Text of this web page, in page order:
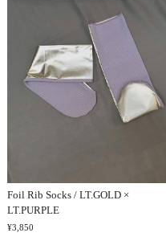
Foil Rib Socks / LT.GOLD ×
LT.PURPLE
¥3,850